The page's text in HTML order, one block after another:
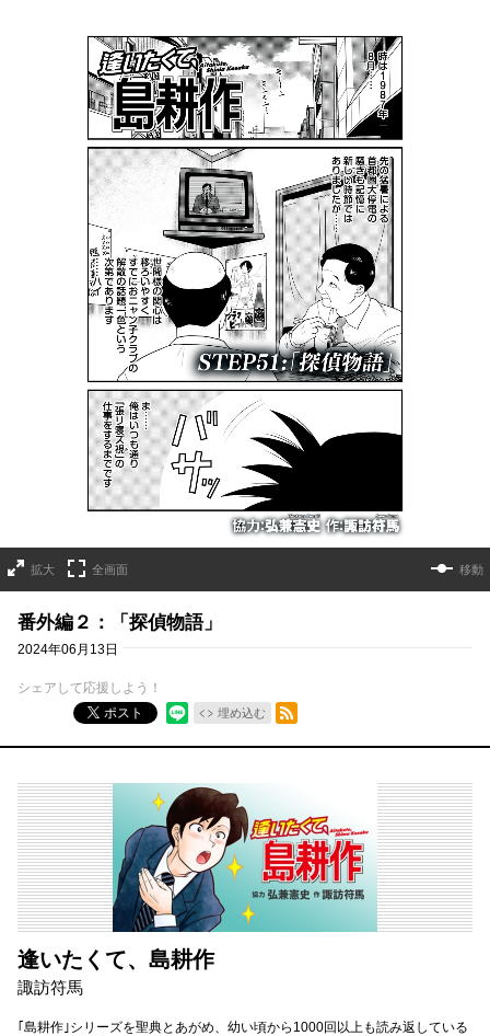
拡大 全画面 移動
番外編２：「探偵物語」
2024年06月13日
シェアして応援しよう！
ポスト
埋め込む
RSSフィード
逢いたくて、島耕作
諏訪符馬
｢島耕作｣シリーズを聖典とあがめ、幼い頃から1000回以上も読み返している